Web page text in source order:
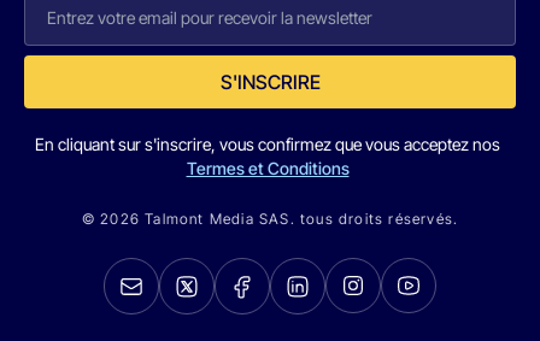
S'INSCRIRE
En cliquant sur s'inscrire, vous confirmez que vous acceptez nos
Termes et Conditions
© 2026 Talmont Media SAS. tous droits réservés.